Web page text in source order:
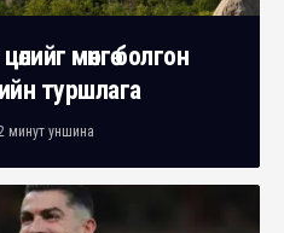
мөнгө болгон
туршлага
минут уншина